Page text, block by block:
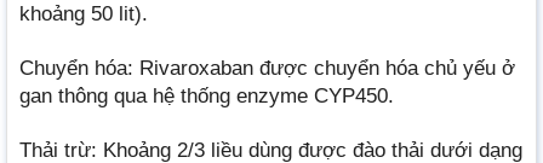
khoảng 50 lit).
Chuyển hóa: Rivaroxaban được chuyển hóa chủ yếu ở
gan thông qua hệ thống enzyme CYP450.
Thải trừ: Khoảng 2/3 liều dùng được đào thải dưới dạng